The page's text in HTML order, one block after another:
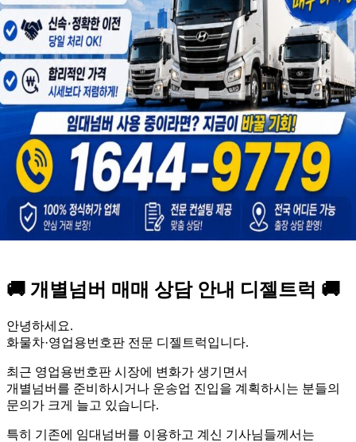
🚚 개별넘버 매매 상담 안내 디젤트럭 🚚
안녕하세요.
화물차·영업용번호판 전문 디젤트럭입니다.
최근 영업용번호판 시장에 변화가 생기면서
개별넘버를 준비하시거나 운송업 진입을 계획하시는 분들의
문의가 크게 늘고 있습니다.
특히 기존에 임대넘버를 이용하고 계신 기사님들께서는